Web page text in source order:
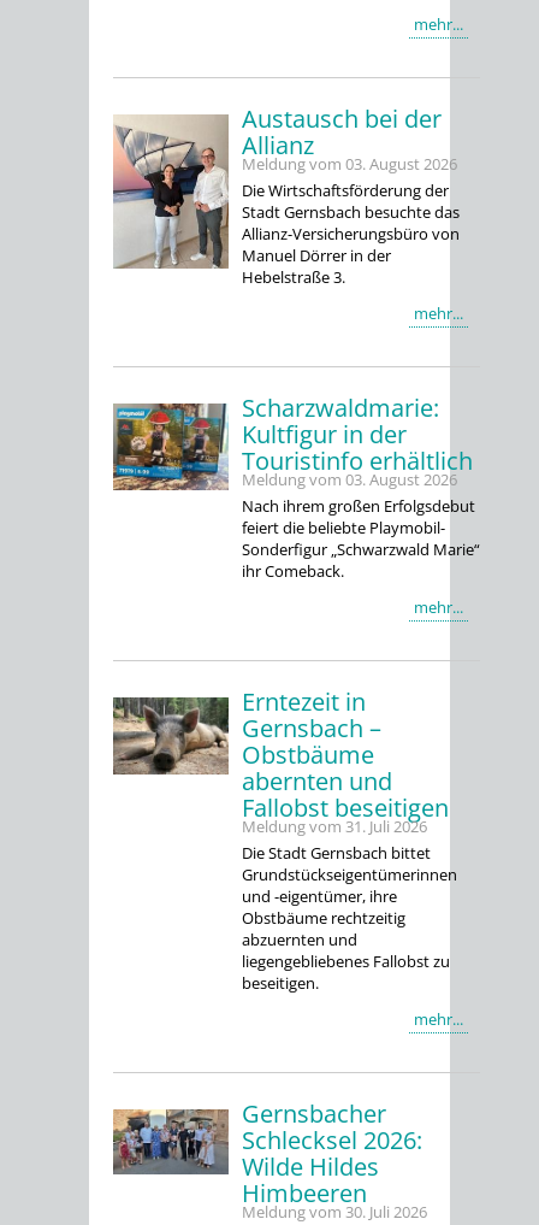
mehr...
Austausch bei der
Allianz
Meldung vom 03. August 2026
Die Wirtschaftsförderung der
Stadt Gernsbach besuchte das
Allianz-Versicherungsbüro von
Manuel Dörrer in der
Hebelstraße 3.
mehr...
Scharzwaldmarie:
Kultfigur in der
Touristinfo erhältlich
Meldung vom 03. August 2026
Nach ihrem großen Erfolgsdebut
feiert die beliebte Playmobil-
Sonderfigur „Schwarzwald Marie“
ihr Comeback.
mehr...
Erntezeit in
Gernsbach –
Obstbäume
abernten und
Fallobst beseitigen
Meldung vom 31. Juli 2026
Die Stadt Gernsbach bittet
Grundstückseigentümerinnen
und -eigentümer, ihre
Obstbäume rechtzeitig
abzuernten und
liegengebliebenes Fallobst zu
beseitigen.
mehr...
Gernsbacher
Schlecksel 2026:
Wilde Hildes
Himbeeren
Meldung vom 30. Juli 2026